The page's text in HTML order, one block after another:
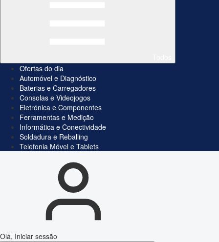
Ofertas do dia
Automóvel e Diagnóstico
Baterias e Carregadores
Consolas e Videojogos
Eletrónica e Componentes
Ferramentas e Medição
Informática e Conectividade
Soldadura e Reballing
Telefonia Móvel e Tablets
Olá, Iniciar sessão